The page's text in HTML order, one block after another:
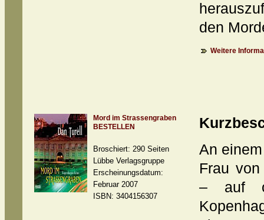
den
Weitere
Mord im Strassengraben
BESTELLEN
Broschiert: 290 Seiten
Lübbe Verlagsgruppe
Erscheinungsdatum:
Februar 2007
ISBN: 3404156307
An
Frau
– auf